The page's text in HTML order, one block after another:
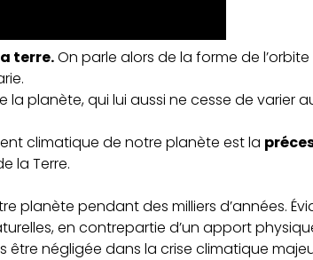
terre.On parle alors de la forme de
la planète, qui lui aussi ne cesse de varier
climatique de notre planète est la
la Terre.
pendant des milliers d’années.
en contrepartie d’un apport
être négligée dans la crise climatique